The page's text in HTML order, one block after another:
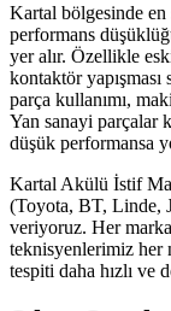
Kartal bölgesinde en
performans
yer alır. Özellikle
kontaktör
parça kullanımı,
Yan sanayi parçalar
düşük performansa
Kartal Akülü İstif
(Toyota, BT, Linde,
veriyoruz. Her
teknisyenlerimiz her
tespiti daha hızlı ve